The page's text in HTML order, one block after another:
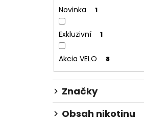
Novinka 1
Exkluzivní 1
Akcia VELO 8
Značky
Obsah nikotinu